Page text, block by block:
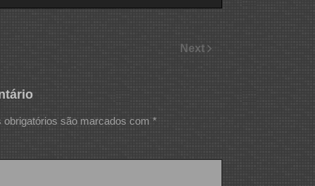
Next
obrigatórios são marcados com *